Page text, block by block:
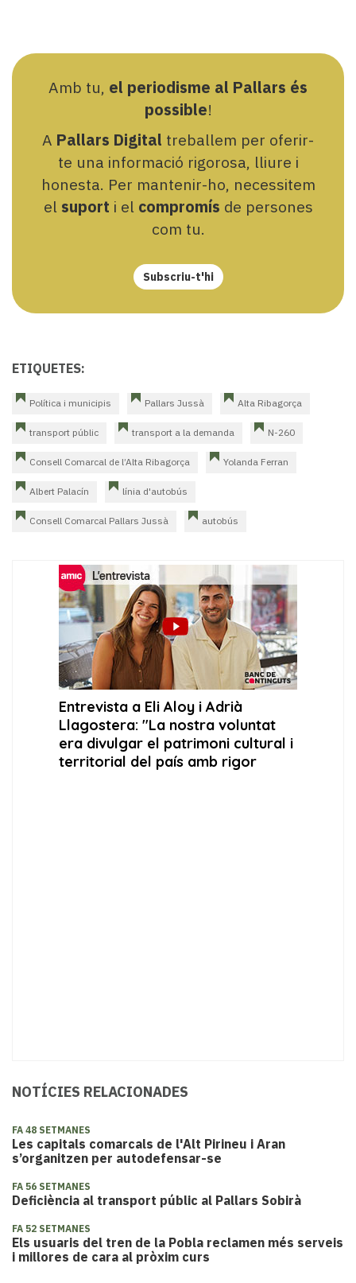
Amb tu, el periodisme al Pallars és
possible!
A Pallars Digital treballem per oferir-
te una informació rigorosa, lliure i
honesta. Per mantenir-ho, necessitem
el suport i el compromís de persones
com tu.
Subscriu-t'hi
ETIQUETES:
Política i municipis Pallars Jussà Alta Ribagorça
transport públic transport a la demanda N-260
Consell Comarcal de l’Alta Ribagorça Yolanda Ferran
Albert Palacín línia d'autobús
Consell Comarcal Pallars Jussà autobús
NOTÍCIES RELACIONADES
FA 48 SETMANES
Les capitals comarcals de l'Alt Pirineu i Aran
s’organitzen per autodefensar-se
FA 56 SETMANES
Deficiència al transport públic al Pallars Sobirà
FA 52 SETMANES
Els usuaris del tren de la Pobla reclamen més serveis
i millores de cara al pròxim curs